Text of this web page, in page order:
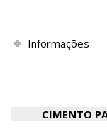
Informações
CIMENTO